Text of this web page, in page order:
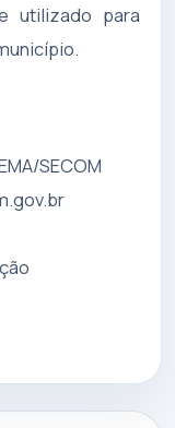
utilizado para
SECOM